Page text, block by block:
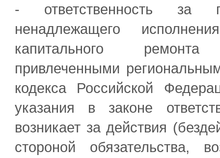
- ответственность за
ненадлежащего
капитального
привлеченными
кодекса Российской
указания в законе
возникает за действия
стороной обязательства,